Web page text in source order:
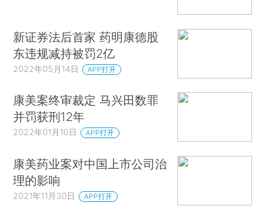
新证券法后首家 药明康德股
东违规减持被罚2亿
2022年05月14日 APP打开
康美案终审裁定 马兴田数罪
并罚获刑12年
2022年01月10日 APP打开
康美药业案对中国上市公司治
理的影响
2021年11月30日 APP打开